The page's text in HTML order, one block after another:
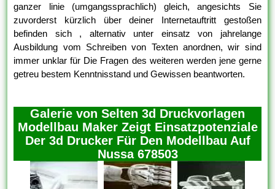
ganzer linie (umgangssprachlich) gleich, angesichts Sie
zuvorderst kürzlich über deiner Internetauftritt gestoßen
befinden sich , alternativ unter einsatz von jahrelange
Ausbildung vom Schreiben von Texten anordnen, wir sind
immer unklar für Die Fragen des weiteren werden jene gerne
getreu bestem Kenntnisstand und Gewissen beantworten.
Galerie von Selten 3d Druckvorlagen
Modellbau Maker Zeigt Einsatzpotenziale
Der 3d Drucker Für Den Modellbau Auf
Nussa 678503